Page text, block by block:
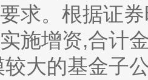
求。根据证
施增资,合计
较大的基金